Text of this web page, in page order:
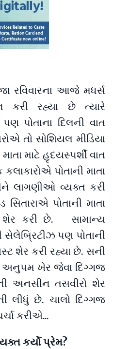
રવિવારના આજે મધર્સ
કરી રહ્યા છે ત્યારે
પોતાના દિલની વાત
તો સોશિયલ મીડિયા
માટે હૃદયસ્પર્શી વાત
પોતાની માતા
લાગણીઓ વ્યક્ત કરી
સિતારાએ પોતાની માતા
શેર કરી છે. સામાન્ય
સેલેબ્રિટીઝ પણ પોતાની
શેર કરી રહ્યા છે. સની
ખેર જેવા દિગ્ગજ
અનસીન તસવીરો શેર
લીધું છે. ચાલો દિગ્ગજ
કરીએ...
કર્યો પ્રેમ?